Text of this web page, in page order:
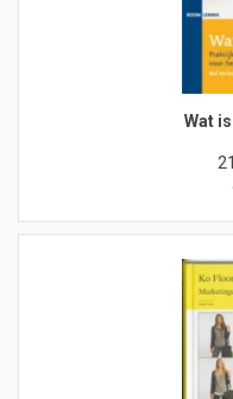
Wat